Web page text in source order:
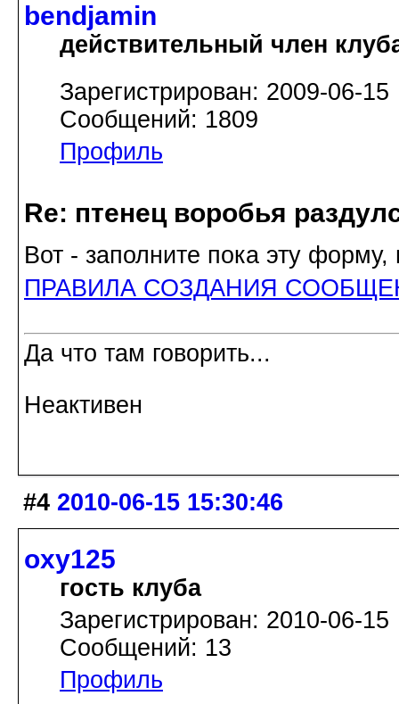
bendjamin
действительный член
Зарегистрирован: 2009-06-15
Сообщений: 1809
Профиль
Re: птенец воробья
Вот - заполните пока эту форму,
ПРАВИЛА СОЗДАНИЯ
Да что там говорить...
Неактивен
#4 2010-06-15 15:30:46
oxy125
гость клуба
Зарегистрирован: 2010-06-15
Сообщений: 13
Профиль